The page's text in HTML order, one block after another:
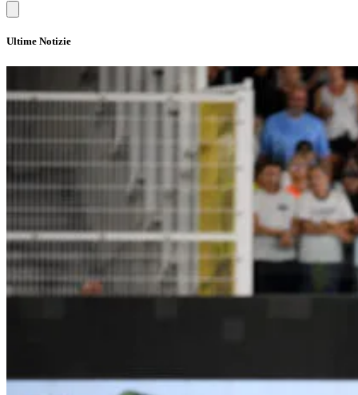
Ultime Notizie